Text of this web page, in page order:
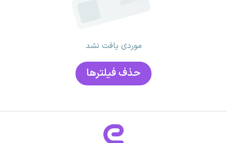
موردی یافت نشد
حذف فیلتر‌ها